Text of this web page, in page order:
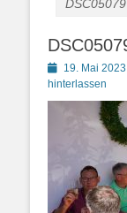
DSC05079
Posted
on
19. Mai 2023
hinterlassen